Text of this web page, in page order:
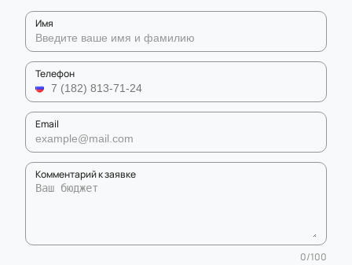
Имя
Телефон
Email
Комментарий к заявке
0/100